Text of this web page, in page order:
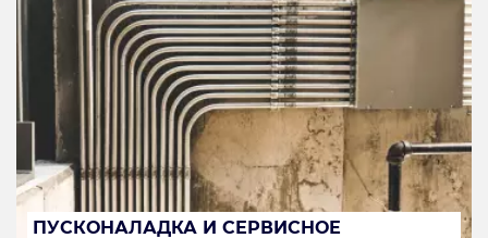
ПУСКОНАЛАДКА И СЕРВИСНОЕ